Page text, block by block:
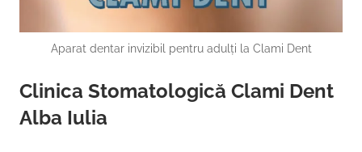
Aparat dentar invizibil pentru adulți la Clami Dent
Clinica Stomatologică Clami Dent
Alba Iulia